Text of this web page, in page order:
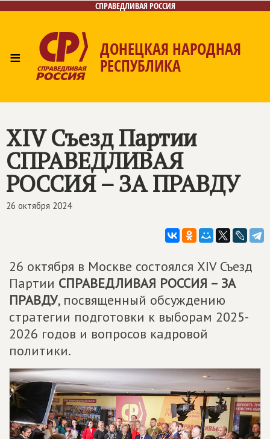
СПРАВЕДЛИВАЯ РОССИЯ
≡ ДОНЕЦКАЯ НАРОДНАЯ
РЕСПУБЛИКА
XIV Съезд Партии
СПРАВЕДЛИВАЯ
РОССИЯ – ЗА ПРАВДУ
26 октября 2024
26 октября в Москве состоялся XIV Съезд
Партии СПРАВЕДЛИВАЯ РОССИЯ – ЗА
ПРАВДУ, посвященный обсуждению
стратегии подготовки к выборам 2025-
2026 годов и вопросов кадровой
политики.